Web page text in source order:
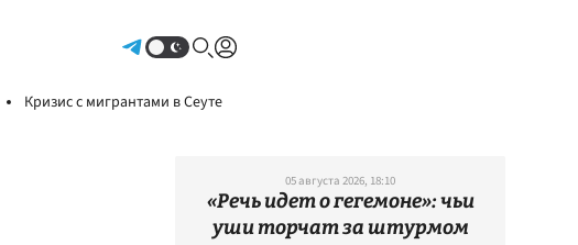
Кризис с мигрантами в Сеуте
05 августа 2026, 18:10
«Речь идет о гегемоне»: чьи
уши торчат за штурмом